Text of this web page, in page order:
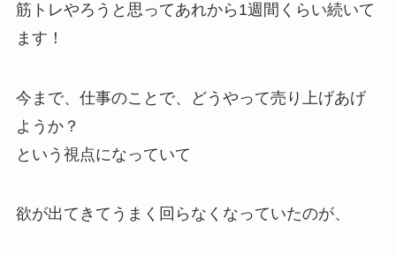
筋トレやろうと思ってあれから1週間くらい続いて
ます！
今まで、仕事のことで、どうやって売り上げあげ
ようか？
という視点になっていて
欲が出てきてうまく回らなくなっていたのが、